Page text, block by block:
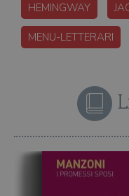
HEMINGWAY
MENU-LETTERARI